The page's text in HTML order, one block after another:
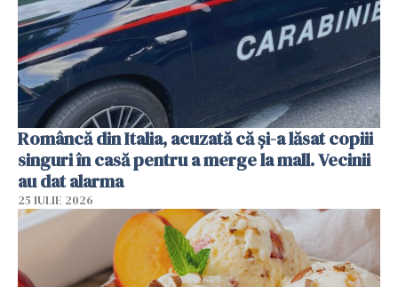
Româncă din Italia, acuzată că și-a lăsat copiii
singuri în casă pentru a merge la mall. Vecinii
au dat alarma
25 IULIE 2026